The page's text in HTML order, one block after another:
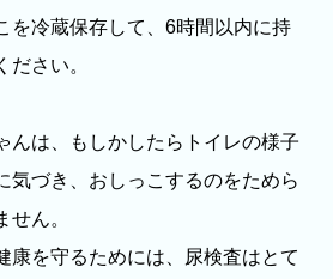
を冷蔵保存して、6時間以内に持
ださい。
んは、もしかしたらトイレの様子
気づき、おしっこするのをためら
せん。
康を守るためには、尿検査はとて